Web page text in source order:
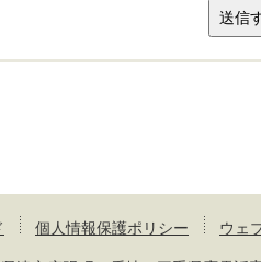
個人情報保護ポリシー ウェ